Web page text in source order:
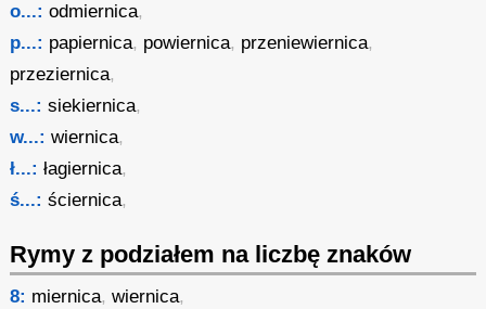
o...: odmiernica,
p...: papiernica, powiernica, przeniewiernica,
przeziernica,
s...: siekiernica,
w...: wiernica,
ł...: łagiernica,
ś...: ściernica,
Rymy z podziałem na liczbę znaków
8: miernica,wiernica,